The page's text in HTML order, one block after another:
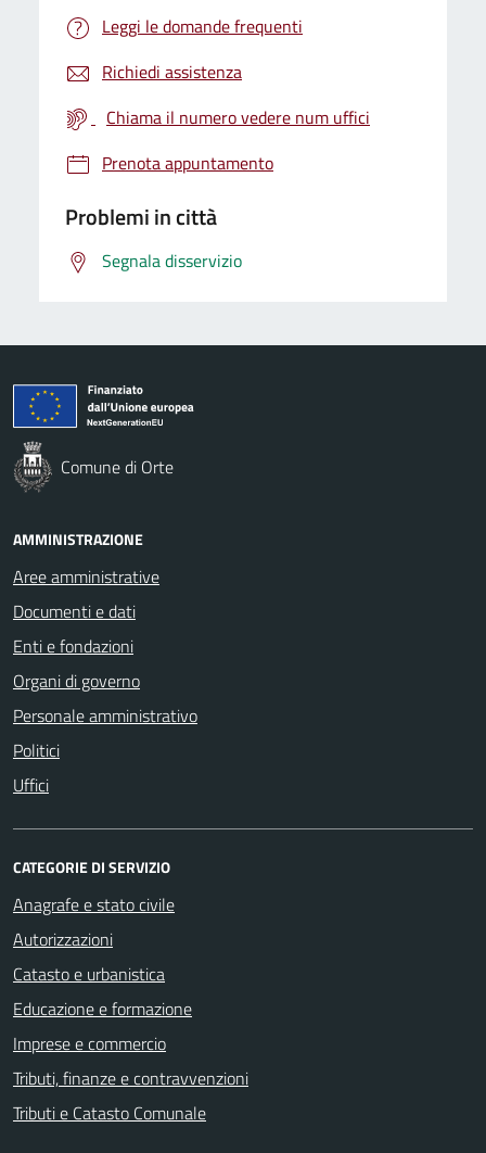
Leggi le domande frequenti
Richiedi assistenza
Chiama il numero vedere num uffici
Prenota appuntamento
Problemi in città
Segnala disservizio
Comune di Orte
AMMINISTRAZIONE
Aree amministrative
Documenti e dati
Enti e fondazioni
Organi di governo
Personale amministrativo
Politici
Uffici
CATEGORIE DI SERVIZIO
Anagrafe e stato civile
Autorizzazioni
Catasto e urbanistica
Educazione e formazione
Imprese e commercio
Tributi, finanze e contravvenzioni
Tributi e Catasto Comunale